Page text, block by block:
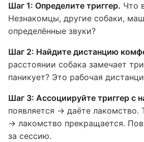
Шаг 1: Определите триггер. Что
Незнакомцы, другие собаки,
определённые звуки?
Шаг 2: Найдите дистанцию
расстоянии собака замечает
паникует? Это рабочая
Шаг 3: Ассоциируйте триггер с
появляется → даёте лакомство.
→ лакомство прекращается.
за сессию.